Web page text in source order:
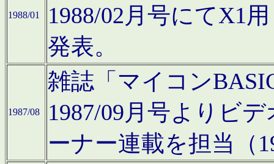
1988/01
1988/02月号にてX1
発表。
1987/08
雑誌「マイコン
1987/09月号よりビ
ーナー連載を担当（